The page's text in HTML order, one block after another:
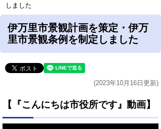
しました
伊万里市景観計画を策定・伊万
里市景観条例を制定しました
(2023年10月16日更新)
【『こんにちは市役所です』動画】